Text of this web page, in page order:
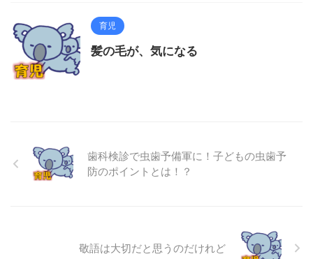
育児
髪の毛が、気になる
歯科検診で虫歯予備軍に！子どもの虫歯予
防のポイントとは！？
敬語は大切だと思うのだけれど